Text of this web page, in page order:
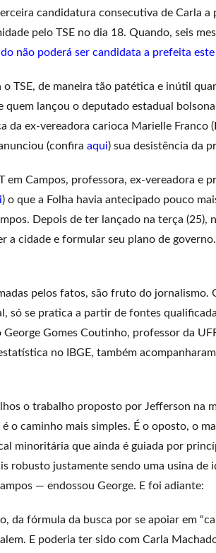
candidatura consecutiva de Carla
pelo TSE no dia 18. Quando, seis
não poderá ser candidata a prefeita este
TSE, de maneira tão patética e inútil
quem lançou o deputado estadual
da ex-vereadora carioca Marielle Franco
(confira aqui) sua desistência da
em Campos, professora, ex-vereadora e
) o que a Folha havia antecipado pouco
Depois de ter lançado na terça (25),
a cidade e formular seu plano de
pelos fatos, são fruto do jornalismo.
só se pratica a partir de fontes
Gomes Coutinho, professor da
no IBGE, também
o trabalho proposto por Jefferson na
o caminho mais simples. É o oposto, o
minoritária que ainda é guiada por
robusto justamente sendo uma usina
— endossou George. E foi adiante:
da fórmula da busca por se apoiar em
E poderia ter sido com Carla